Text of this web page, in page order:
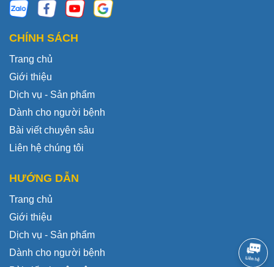
CHÍNH SÁCH
Trang chủ
Giới thiệu
Dịch vụ - Sản phẩm
Dành cho người bệnh
Bài viết chuyên sâu
Liên hệ chúng tôi
HƯỚNG DẪN
Trang chủ
Giới thiệu
Dịch vụ - Sản phẩm
Dành cho người bệnh